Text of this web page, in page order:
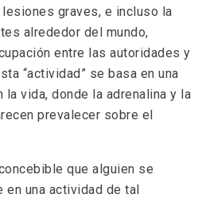
graves, e incluso la
alrededor del mundo,
entre las autoridades y
“actividad” se basa en una
vida, donde la adrenalina y la
prevalecer sobre el
que alguien se
una actividad de tal